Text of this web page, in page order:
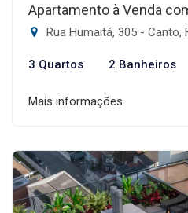
Apartamento à Venda
Rua Humaitá, 305 - Canto,
3 Quartos 2 Banheiros
Mais informações